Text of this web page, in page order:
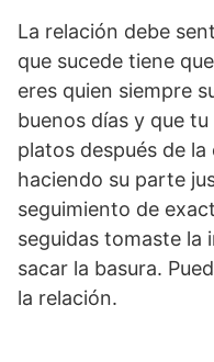
La relación debe
que sucede tiene
eres quien siempre
buenos días y que
platos después de
haciendo su parte
seguimiento de
seguidas tomaste la
sacar la basura.
la relación.